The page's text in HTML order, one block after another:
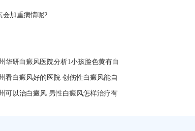
会加重病情呢?
华研白癜风医院分析1小孩脸色黄有白
看白癜风好的医院 创伤性白癜风能自
可以治白癜风 男性白癜风怎样治疗有